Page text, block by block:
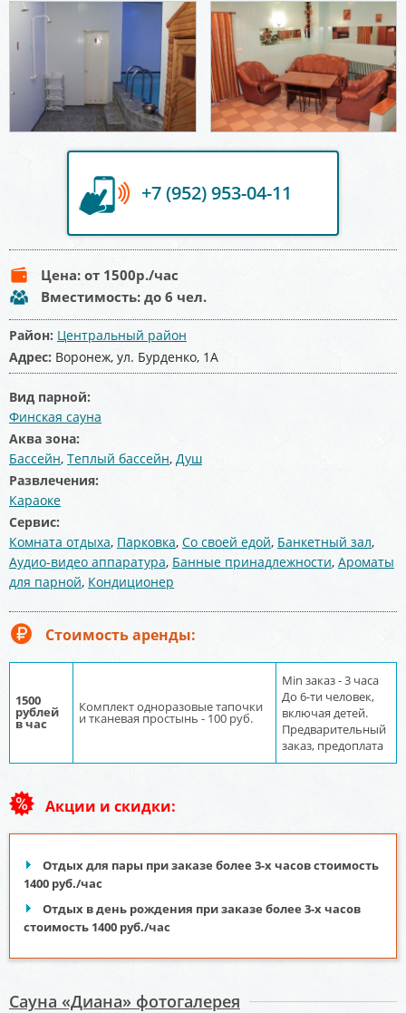
+7 (952) 953-04-11
Цена: от 1500р./час
Вместимость: до 6 чел.
Район: Центральный район
Адрес: Воронеж, ул. Бурденко, 1А
Вид парной:
Финская сауна
Аква зона:
Бассейн, Теплый бассейн, Душ
Развлечения:
Караоке
Сервис:
Комната отдыха, Парковка, Со своей едой, Банкетный зал,
Аудио-видео аппаратура, Банные принадлежности, Ароматы
для парной, Кондиционер
Стоимость аренды:
1500
рублей
в час
Комплект одноразовые тапочки
и тканевая простынь - 100 руб.
Min заказ - 3 часа
До 6-ти человек,
включая детей.
Предварительный
заказ, предоплата
Акции и скидки:
Отдых для пары при заказе более 3-х часов стоимость
1400 руб./час
Отдых в день рождения при заказе более 3-х часов
стоимость 1400 руб./час
Сауна «Диана» фотогалерея